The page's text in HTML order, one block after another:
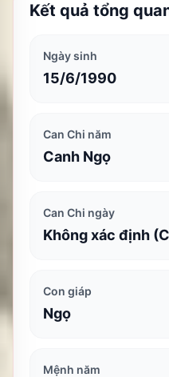
Kết quả tổng
Ngày sinh
15/6/1990
Can Chi năm
Canh Ngọ
Can Chi ngày
Không xác định
Con giáp
Ngọ
Mệnh năm